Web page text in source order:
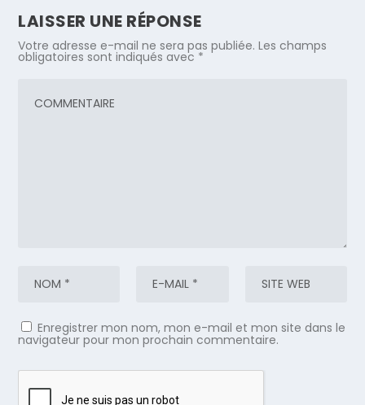
LAISSER UNE RÉPONSE
Votre adresse e-mail ne sera pas publiée. Les champs
obligatoires sont indiqués avec *
Enregistrer mon nom, mon e-mail et mon site dans le
navigateur pour mon prochain commentaire.